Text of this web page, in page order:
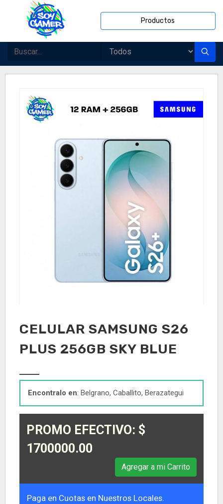
Productos
CELULAR SAMSUNG S26
PLUS 256GB SKY BLUE
Encontralo en: Belgrano, Caballito, Berazategui
PROMO EFECTIVO: $
1700000.00
Agregar a mi Carrito
Paga en Cuotas en Nuestros Locales.